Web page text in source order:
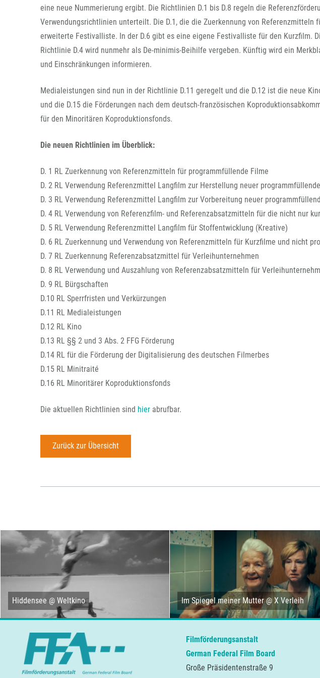
eine neue Nummerierung ergibt. Die Richtlinien D.1 bis D.8 regeln die
Verwendungsrichtlinien unterteilt. Die D.1, die die Zuerkennung von
erweiterte Festivalliste. In der D.6 gibt es eine eigene Festivalliste für den Kurzfilm.
Richtlinie D.4 wird nunmehr als De-minimis-Beihilfe vergeben. Künftig wird ein
und Einschränkungen informieren.
Medialeistungen sind nun in der Richtlinie D.11 geregelt und die D.12 ist die neue
und die D.15 die Förderungen nach dem deutsch-französischen
für den Minoritären Koproduktionsfonds.
Die neuen Richtlinien im Überblick:
D. 1 RL Zuerkennung von Referenzmitteln für programmfüllende Filme
D. 2 RL Verwendung Referenzmittel Langfilm zur Herstellung neuer
D. 3 RL Verwendung Referenzmittel Langfilm zur Vorbereitung neuer
D. 4 RL Verwendung von Referenzfilm- und Referenzabsatzmitteln für die nicht nur
D. 5 RL Verwendung Referenzmittel Langfilm für Stoffentwicklung (Kreative)
D. 6 RL Zuerkennung und Verwendung von Referenzmitteln für Kurzfilme und nicht
D. 7 RL Zuerkennung Referenzabsatzmittel für Verleihunternehmen
D. 8 RL Verwendung und Auszahlung von Referenzabsatzmitteln für
D. 9 RL Bürgschaften
D.10 RL Sperrfristen und Verkürzungen
D.11 RL Medialeistungen
D.12 RL Kino
D.13 RL §§ 2 und 3 Abs. 2 FFG Förderung
D.14 RL für die Förderung der Digitalisierung des deutschen Filmerbes
D.15 RL Minitraité
D.16 RL Minoritärer Koproduktionsfonds
Die aktuellen Richtlinien sind hier abrufbar.
Zurück zur Übersicht
Hiddensee @ Weltkino Im Spiegel meiner Mutter @ X Verleih
Filmförderungsanstalt
German Federal Film Board
Große Präsidentenstraße 9